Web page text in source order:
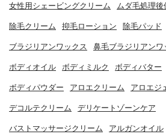
女性用シェービングクリーム ムダ毛処理
除毛クリーム 抑毛ローション 除毛パッド
ブラジリアンワックス 鼻毛ブラジリアンワ
ボディオイル ボディミルク ボディバター
ボディパウダー アロエクリーム アロエジ
デコルテクリーム デリケートゾーンケア
バストマッサージクリーム アルガンオイル